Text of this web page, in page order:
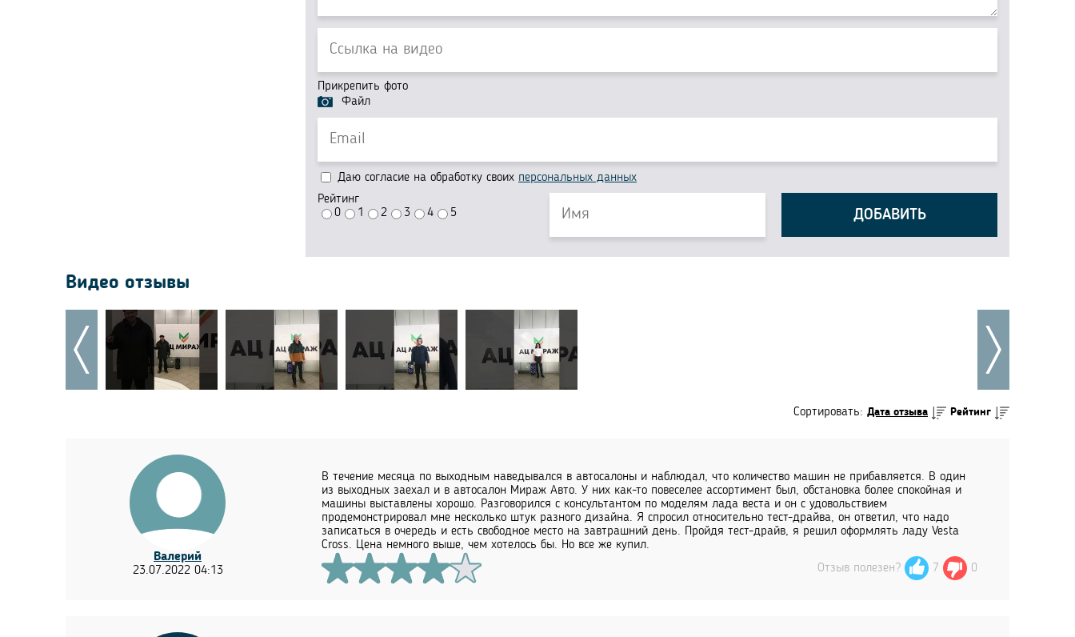
Прикрепить фото
Файл
Даю согласие на обработку своих персональных данных
Рейтинг
0
1 2 3 4 5 ДОБАВИТЬ
Видео отзывы
Сортировать: Дата отзыва Рейтинг
Валерий
23.07.2022 04:13
В течение месяца по выходным наведывался в автосалоны и наблюдал, что количество машин не прибавляется. В один
из выходных заехал и в автосалон Мираж Авто. У них как-то повеселее ассортимент был, обстановка более спокойная и
машины выставлены хорошо. Разговорился с консультантом по моделям лада веста и он с удовольствием
продемонстрировал мне несколько штук разного дизайна. Я спросил относительно тест-драйва, он ответил, что надо
записаться в очередь и есть свободное место на завтрашний день. Пройдя тест-драйв, я решил оформлять ладу Vesta
Cross. Цена немного выше, чем хотелось бы. Но все же купил.
Отзыв полезен?
7 0